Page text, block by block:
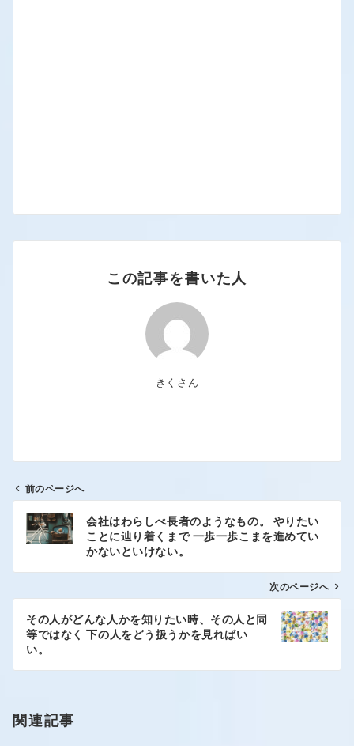
この記事を書いた人
きくさん
前のページへ
会社はわらしべ長者のようなもの。 やりたい
ことに辿り着くまで 一歩一歩こまを進めてい
かないといけない。
次のページへ
その人がどんな人かを知りたい時、その人と同
等ではなく 下の人をどう扱うかを見ればい
い。
関連記事